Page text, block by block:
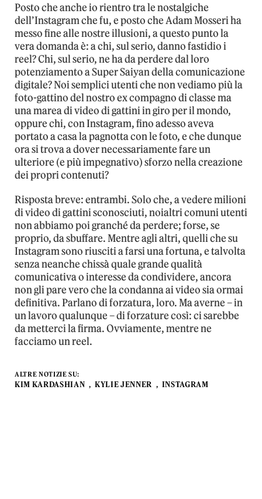
Posto che anche io rientro tra le nostalgiche
dell’Instagram che fu, e posto che Adam Mosseri ha
messo fine alle nostre illusioni, a questo punto la
vera domanda è: a chi, sul serio, danno fastidio i
reel? Chi, sul serio, ne ha da perdere dal loro
potenziamento a Super Saiyan della comunicazione
digitale? Noi semplici utenti che non vediamo più la
foto-gattino del nostro ex compagno di classe ma
una marea di video di gattini in giro per il mondo,
oppure chi, con Instagram, fino adesso aveva
portato a casa la pagnotta con le foto, e che dunque
ora si trova a dover necessariamente fare un
ulteriore (e più impegnativo) sforzo nella creazione
dei propri contenuti?
Risposta breve: entrambi. Solo che, a vedere milioni
di video di gattini sconosciuti, noialtri comuni utenti
non abbiamo poi granché da perdere; forse, se
proprio, da sbuffare. Mentre agli altri, quelli che su
Instagram sono riusciti a farsi una fortuna, e talvolta
senza neanche chissà quale grande qualità
comunicativa o interesse da condividere, ancora
non gli pare vero che la condanna ai video sia ormai
definitiva. Parlano di forzatura, loro. Ma averne – in
un lavoro qualunque – di forzature così: ci sarebbe
da metterci la firma. Ovviamente, mentre ne
facciamo un reel.
ALTRE NOTIZIE SU:
KIM KARDASHIAN KYLIE JENNER INSTAGRAM